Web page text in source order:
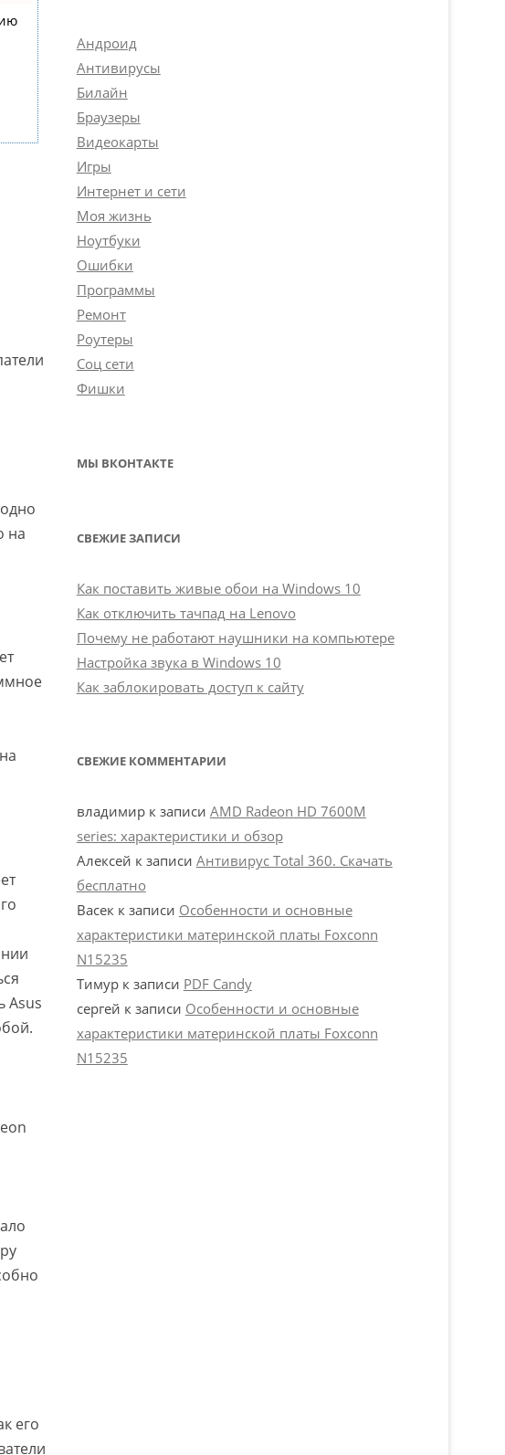
на
Asus
его
Андроид
Антивирусы
Билайн
Браузеры
Видеокарты
Игры
Интернет и сети
Моя жизнь
Ноутбуки
Ошибки
Программы
Ремонт
Роутеры
Соц сети
Фишки
МЫ ВКОНТАКТЕ
СВЕЖИЕ ЗАПИСИ
Как поставить живые обои на Windows 10
Как отключить тачпад на Lenovo
Почему не работают наушники на компьютере
Настройка звука в Windows 10
Как заблокировать доступ к сайту
СВЕЖИЕ КОММЕНТАРИИ
владимирк записи AMD Radeon HD 7600M
series: характеристики и обзор
Алексей к записи Антивирус Total 360. Скачать
бесплатно
Васек к записи Особенности и основные
характеристики материнской платы Foxconn
N15235
Тимурк записи PDF Candy
сергей к записи Особенности и основные
характеристики материнской платы Foxconn
N15235